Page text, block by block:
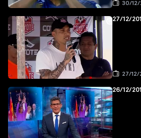
30/12/
27/12/
27/12/
26/12/